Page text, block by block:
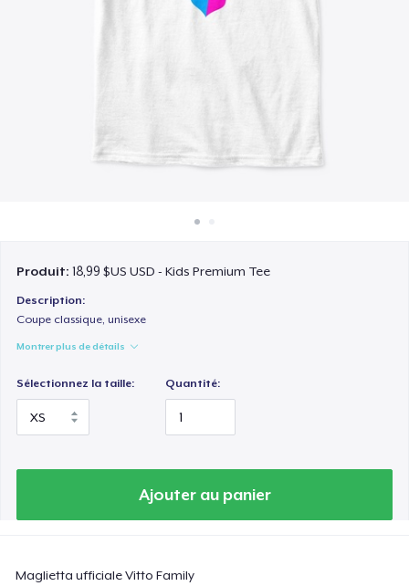
Produit:18,99 $US USD - Kids Premium Tee
Description:
Coupe classique, unisexe
Montrer plus de détails
Sélectionnez la taille: Quantité:
Ajouter au panier
Maglietta ufficiale Vitto Family